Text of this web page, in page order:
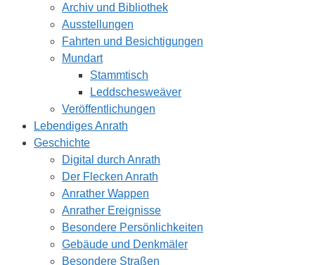
Archiv und Bibliothek
Ausstellungen
Fahrten und Besichtigungen
Mundart
Stammtisch
Leddschesweäver
Veröffentlichungen
Lebendiges Anrath
Geschichte
Digital durch Anrath
Der Flecken Anrath
Anrather Wappen
Anrather Ereignisse
Besondere Persönlichkeiten
Gebäude und Denkmäler
Besondere Straßen